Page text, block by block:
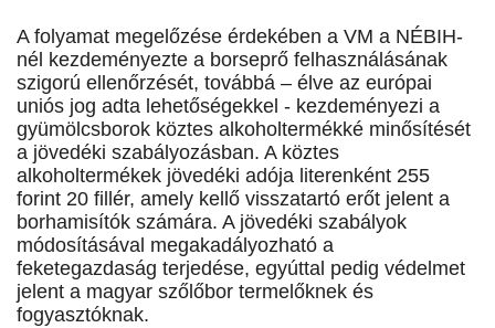
A folyamat megelőzése érdekében a VM a NÉBIH-
nél kezdeményezte a borseprő felhasználásának
szigorú ellenőrzését, továbbá – élve az európai
uniós jog adta lehetőségekkel - kezdeményezi a
gyümölcsborok köztes alkoholtermékké minősítését
a jövedéki szabályozásban. A köztes
alkoholtermékek jövedéki adója literenként 255
forint 20 fillér, amely kellő visszatartó erőt jelent a
borhamisítók számára. A jövedéki szabályok
módosításával megakadályozható a
feketegazdaság terjedése, egyúttal pedig védelmet
jelent a magyar szőlőbor termelőknek és
fogyasztóknak.